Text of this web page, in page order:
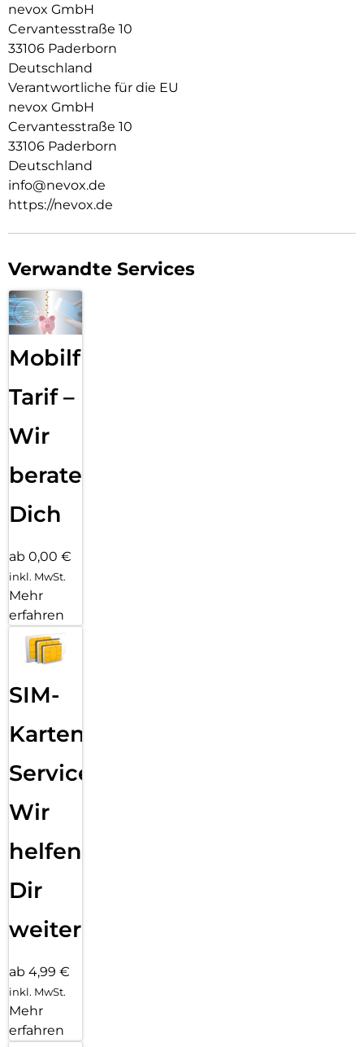
nevox GmbH
Cervantesstraße 10
33106 Paderborn
Deutschland
Verantwortliche für die EU
nevox GmbH
Cervantesstraße 10
33106 Paderborn
Deutschland
info@nevox.de
https://nevox.de
Verwandte Services
Mobilfunk
Tarif –
Wir
beraten
Dich
ab 0,00 €
inkl. MwSt.
Mehr
erfahren
SIM-
Karten
Service:
Wir
helfen
Dir
weiter
ab 4,99 €
inkl. MwSt.
Mehr
erfahren